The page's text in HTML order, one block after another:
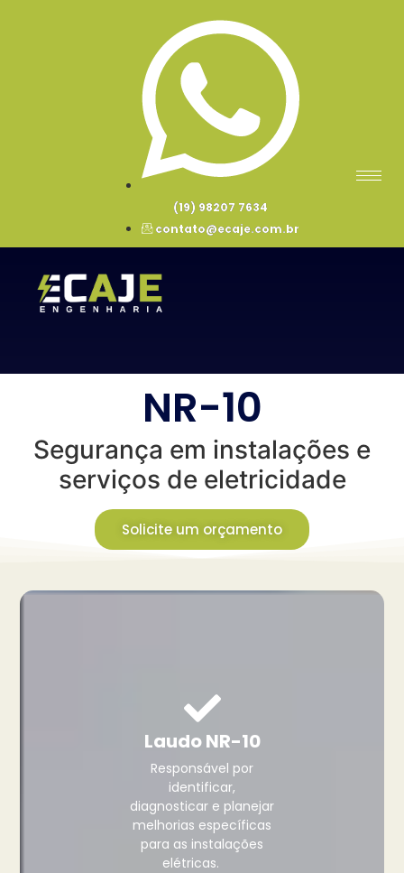
(19) 98207 7634
contato@ecaje.com.br
NR-10
Segurança em instalações e
serviços de eletricidade
Solicite um orçamento
Laudo NR-10
Responsável por
identificar,
diagnosticar e planejar
melhorias específicas
para as instalações
elétricas.